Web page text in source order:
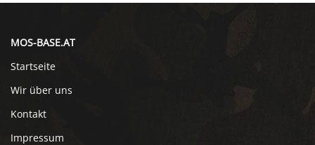
MOS-BASE.AT
Startseite
Wir über uns
Kontakt
Impressum